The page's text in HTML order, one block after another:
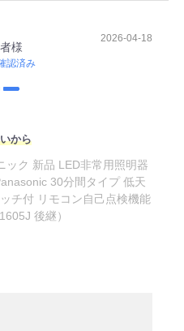
様
認済み
2026-04-18
から
ック 新品 LED非常用照明器
30分間タイプ 低天
チ付 リモコン自己点検機能
後継）